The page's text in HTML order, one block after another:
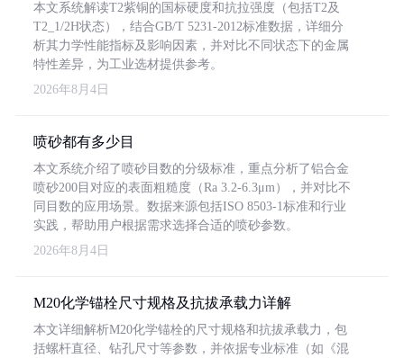
本文系统解读T2紫铜的国标硬度和抗拉强度（包括T2及
T2_1/2H状态），结合GB/T 5231-2012标准数据，详细分
析其力学性能指标及影响因素，并对比不同状态下的金属
特性差异，为工业选材提供参考。
2026年8月4日
喷砂都有多少目
本文系统介绍了喷砂目数的分级标准，重点分析了铝合金
喷砂200目对应的表面粗糙度（Ra 3.2-6.3μm），并对比不
同目数的应用场景。数据来源包括ISO 8503-1标准和行业
实践，帮助用户根据需求选择合适的喷砂参数。
2026年8月4日
M20化学锚栓尺寸规格及抗拔承载力详解
本文详细解析M20化学锚栓的尺寸规格和抗拔承载力，包
括螺杆直径、钻孔尺寸等参数，并依据专业标准（如《混